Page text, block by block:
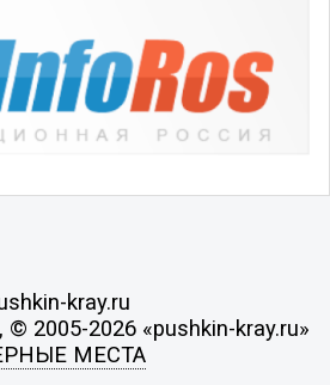
kray.ru
2005-2026 «pushkin-kray.ru»
МЕСТА